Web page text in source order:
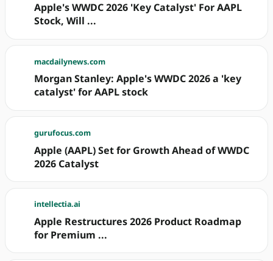
Apple's WWDC 2026 'Key Catalyst' For AAPL
Stock, Will ...
macdailynews.com
Morgan Stanley: Apple's WWDC 2026 a 'key
catalyst' for AAPL stock
gurufocus.com
Apple (AAPL) Set for Growth Ahead of WWDC
2026 Catalyst
intellectia.ai
Apple Restructures 2026 Product Roadmap
for Premium ...